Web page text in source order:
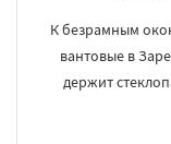
К безрамным
вантовые в
держит